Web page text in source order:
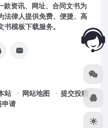
资讯、网址、合同文书为
法律人提供免费、便捷、高
模板下载服务。
站 网站地图
提交投稿
申请